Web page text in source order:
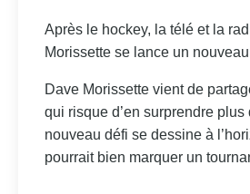
Après le hockey, la télé et la
Morissette se lance un
Dave Morissette vient de
qui risque d’en surprendre
nouveau défi se dessine à
pourrait bien marquer un